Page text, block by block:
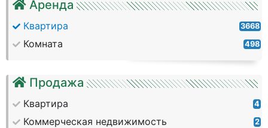
Аренда
Квартира 3668
Комната 498
Продажа
Квартира 4
Коммерческая недвижимость 2